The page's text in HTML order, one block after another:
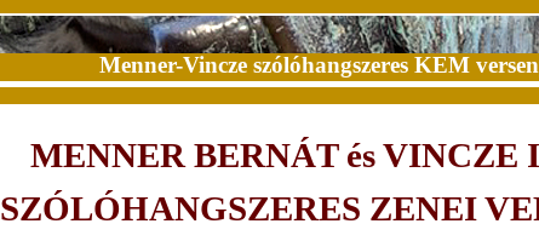
Menner-Vincze szólóhangszeres KEM
MENNER BERNÁT és VINCZE
SZÓLÓHANGSZERES ZENEI